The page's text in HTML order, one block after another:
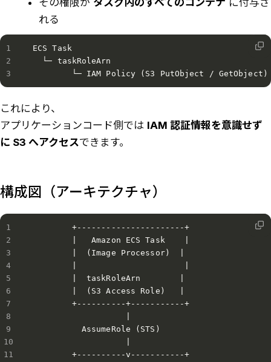
その権限が タスク内のすべてのコンテナ に付与さ
れる
ECS Task
  └─ taskRoleArn
これにより、
アプリケーションコード側では IAM 認証情報を意識せず
に S3 へアクセスできます。
構成図（アーキテクチャ）
        +----------------------+
        |   Amazon ECS Task    |
        |  (Image Processor)  |
        |  taskRoleArn        |
        |  (S3 Access Role)   |
        +----------+-----------+
          AssumeRole (STS)
        +----------v-----------+